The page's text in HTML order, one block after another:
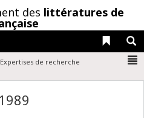
des littératures de
Liens
Expertises de recherche